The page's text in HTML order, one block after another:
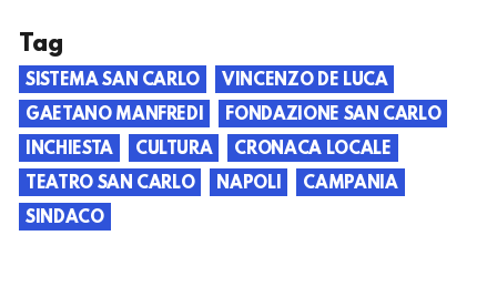
Tag
SISTEMA SAN CARLO
VINCENZO DE LUCA
GAETANO MANFREDI
FONDAZIONE SAN CARLO
INCHIESTA
CULTURA
CRONACA LOCALE
TEATRO SAN CARLO
NAPOLI
CAMPANIA
SINDACO